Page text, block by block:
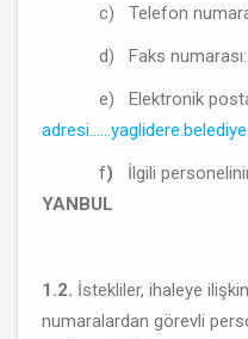
c) Telefon
d) Faks
e) Elektronik
f) İlgili
YANBUL
1.2. İstekliler, ihaleye
numaralardan görevli